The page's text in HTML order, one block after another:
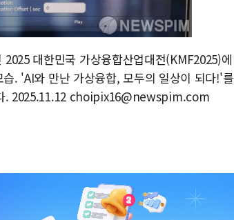
대한민국 가상융합산업대전(KMF2025)에
. 'AI와 만난 가상융합, 모두의 일상이 되다!'를
. 2025.11.12 choipix16@newspim.com